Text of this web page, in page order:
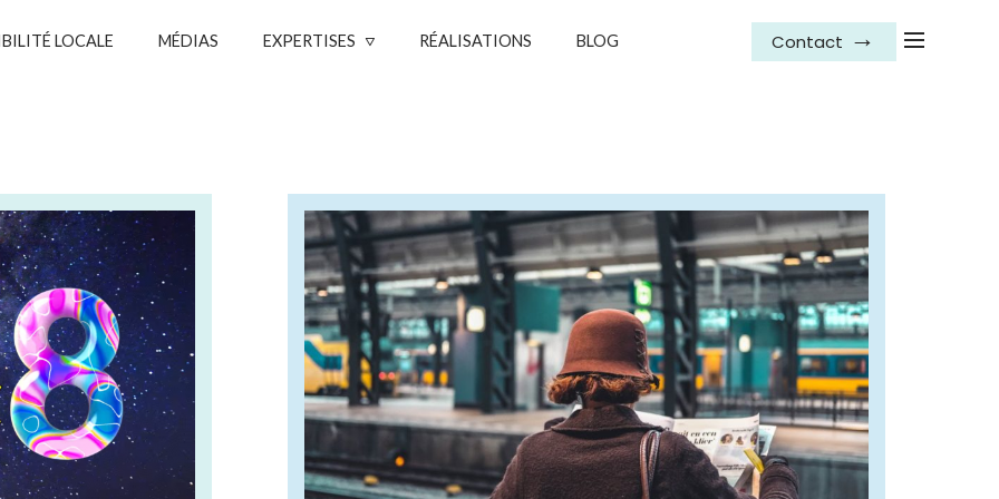
LOCALE MÉDIAS EXPERTISES RÉALISATIONS BLOG Contact